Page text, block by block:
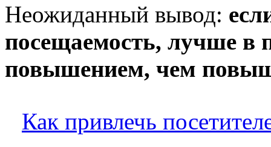
Неожиданный вывод:
посещаемость, лучше в
повышением, чем
Как привлечь